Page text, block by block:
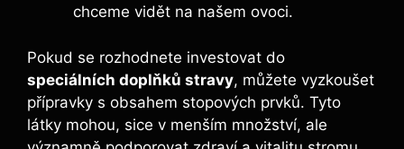
⁣chceme vidět‌ na našem ovoci.
Pokud⁣ se ‍rozhodnete investovat do‌
speciálních doplňků stravy, můžete vyzkoušet
přípravky s obsahem ​stopových prvků. Tyto
látky mohou, sice v menším ⁤množství, ale